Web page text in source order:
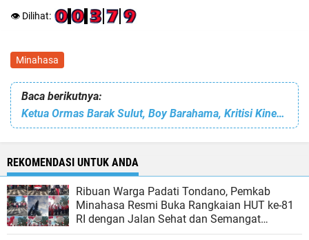
👁️ Dilihat:
Minahasa
Baca berikutnya:
Ketua Ormas Barak Sulut, Boy Barahama, Kritisi Kinerja PMI Terkait Banjir Manado
REKOMENDASI UNTUK ANDA
Ribuan Warga Padati Tondano, Pemkab
Minahasa Resmi Buka Rangkaian HUT ke-81
RI dengan Jalan Sehat dan Semangat
Persatuan